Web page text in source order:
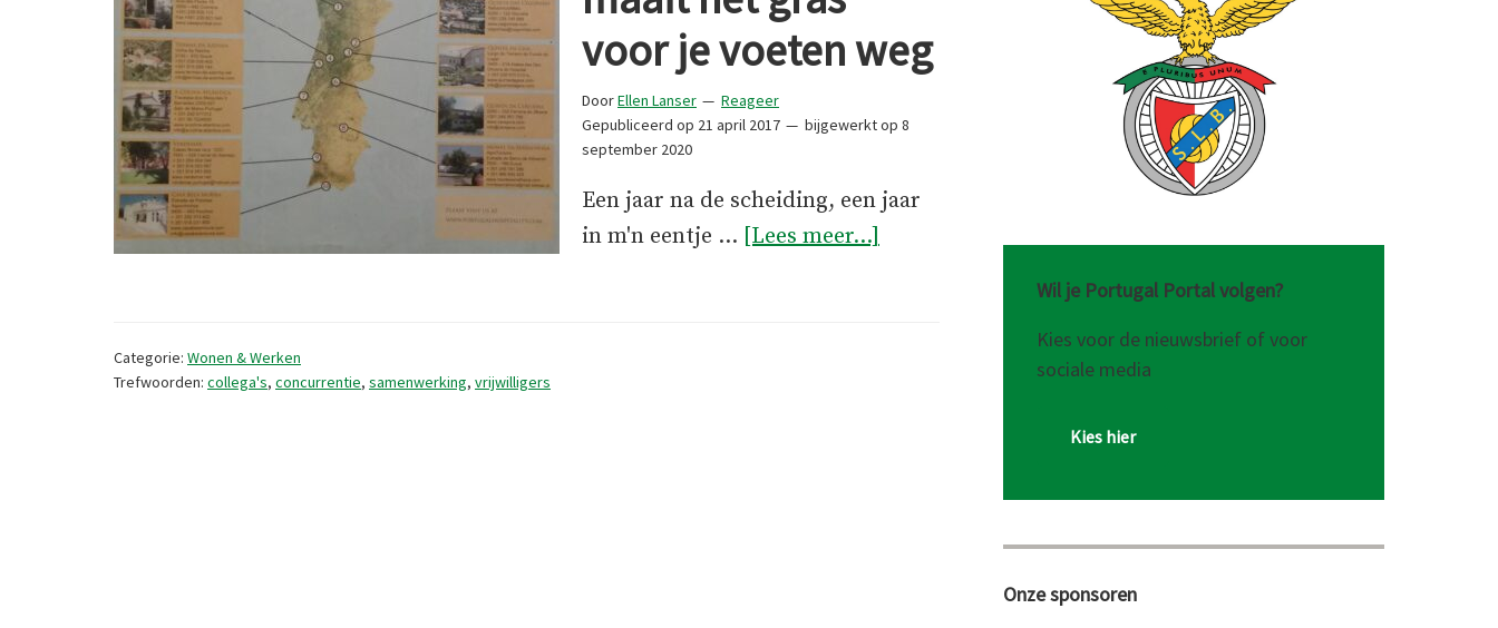
voor je voeten weg
DoorEllen Lanser
Reageer
Gepubliceerd op 21 april 2017 bijgewerkt op 8
september 2020
Een jaar na de scheiding, een jaar
in m'n eentje … [Lees meer...]
Categorie: Wonen & Werken
Trefwoorden: collega's, concurrentie, samenwerking, vrijwilligers
Wil je Portugal Portal volgen?
Kies voor de nieuwsbrief of voor
sociale media
Kies hier
Onze sponsoren